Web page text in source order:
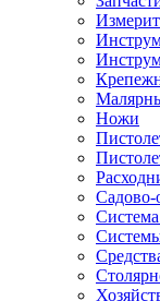
Ножи
Садово-